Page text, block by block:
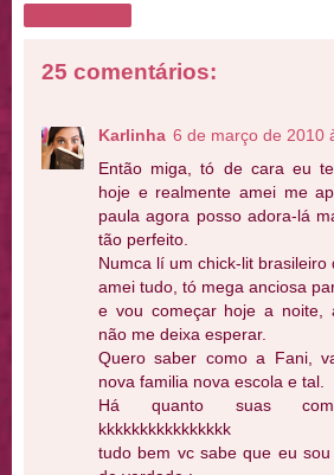
25 comentários:
Karlinha 6 de março de 2010
Então miga, tó de cara eu
hoje e realmente amei me
paula agora posso adora-lá
tão perfeito.
Numca lí um chick-lit brasileiro
amei tudo, tó mega anciosa
e vou começar hoje a noite,
não me deixa esperar.
Quero saber como a Fani,
nova familia nova escola e tal.
Há quanto suas
kkkkkkkkkkkkkkkk
tudo bem vc sabe que eu